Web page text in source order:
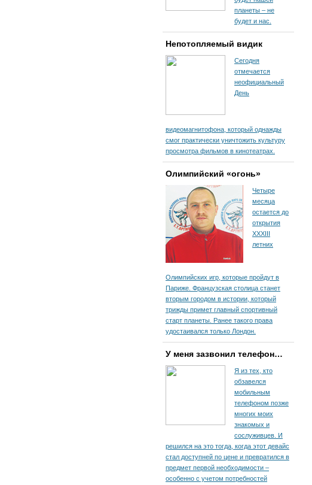
планеты – не
будет и нас.
Непотопляемый видик
Сегодня
отмечается
неофициальный
День
видеомагнитофона, который однажды
смог практически уничтожить культуру
просмотра фильмов в кинотеатрах.
Олимпийский «огонь»
Четыре
месяца
остается до
открытия
XXXIII
летних
Олимпийских игр, которые пройдут в
Париже. Французская столица станет
вторым городом в истории, который
трижды примет главный спортивный
старт планеты. Ранее такого права
удостаивался только Лондон.
У меня зазвонил телефон…
Я из тех, кто
обзавелся
мобильным
телефоном позже
многих моих
знакомых и
сослуживцев. И
решился на это тогда, когда этот девайс
стал доступней по цене и превратился в
предмет первой необходимости –
особенно с учетом потребностей